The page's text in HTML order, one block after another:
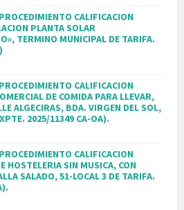
CALIFICACION
PLANTA SOLAR
TERMINO MUNICIPAL DE TARIFA.
CALIFICACION
DE COMIDA PARA LLEVAR,
ALGECIRAS, BDA. VIRGEN DEL SOL,
2025/11349 CA-OA).
CALIFICACION
HOSTELERIA SIN MUSICA, CON
SALADO, 51-LOCAL 3 DE TARIFA.